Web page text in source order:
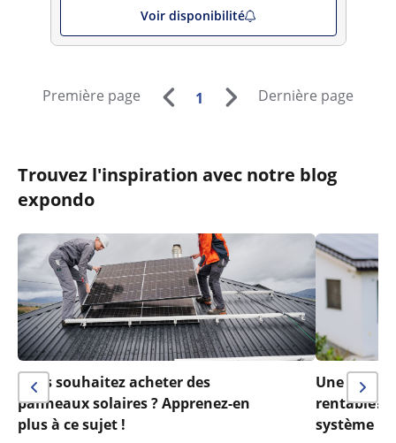
Voir disponibilité
Première page 1 Dernière page
Trouvez l'inspiration avec notre blog
expondo
Vous souhaitez acheter des
panneaux solaires ? Apprenez-en
plus à ce sujet !
Une
rentable?
système